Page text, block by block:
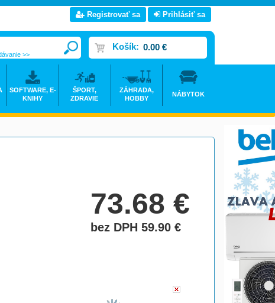
73.68€
bez DPH 59.90€
Registrovať sa Prihlásiť sa
Košík: 0.00 €
>>
SOFTWARE, E-
KNIHY
ŠPORT,
ZDRAVIE
ZÁHRADA,
HOBBY
NÁBYTOK